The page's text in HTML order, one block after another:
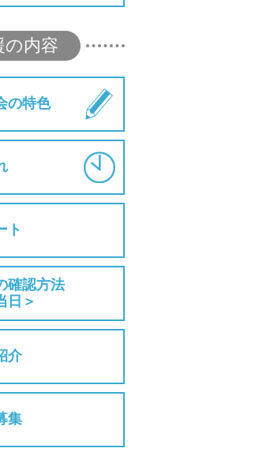
の内容
の特色
ト
確認方法
日＞
介
集